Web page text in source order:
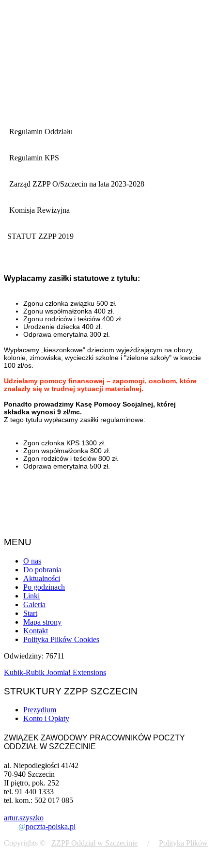
Regulamin Oddziału
Regulamin KPS
Zarząd ZZPP O/Szczecin na lata 2023-2028
Komisja Rewizyjna
STATUT ZZPP 2019
Wypłacamy zasiłki statutowe z tytułu:
Zgonu członka związku 500 zł.
Zgonu współmałżonka 400 zł.
Zgonu rodziców i teściów 400 zł.
Urodzenie dziecka 400 zł.
Odprawa emerytalna 300 zł.
Wypłacamy „kieszonkowe” dzieciom wyjeżdżającym na obozy,
kolonie, zimowiska, wycieczki szkolne i "zielone szkoły" w kwocie
100 zł/os.
Udzielamy pomocy finansowej – zapomogi, osobom, które
znalazły się w trudnej sytuacji materialnej.
Ponadto prowadzimy Kasę Pomocy Socjalnej, której
składka wynosi 9 zł/mc.
Z tego tytułu wypłacamy zasiłki regulaminowe:
Zgon członka KPS 1300 zł.
Zgon współmałżonka 800 zł.
Zgon rodziców i teściów 800 zł.
Odprawa emerytalna 500 zł.
MENU
O nas
Do pobrania
Aktualności
Po godzinach
Linki
Galeria
Start
Mapa strony
Kontakt
Polityka Plików Cookies
Odwiedziny: 76711
Kubik-Rubik Joomla! Extensions
STRUKTURY ZZPP SZCZECIN
Prezydium
Konto i Opłaty
ZWIĄZEK ZAWODOWY PRACOWNIKÓW POCZTY
ODDZIAŁ W SZCZECINIE
al. Niepodległości 41/42
70-940 Szczecin
II piętro, pok. 252
tel. 91 440 1333
tel. kom.: 502 017 085
artur.szyszko
@poczta-polska.pl
Copyrights © ZZPP Oddział w Szczecinie / Polityka Plików